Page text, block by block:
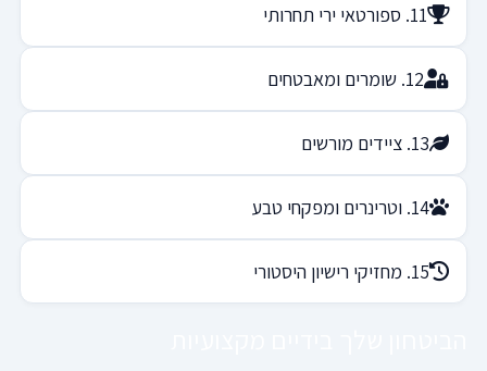
11. ספורטאי ירי תחרותי
12. שומרים ומאבטחים
13. ציידים מורשים
14. וטרינרים ומפקחי טבע
15. מחזיקי רישיון היסטורי